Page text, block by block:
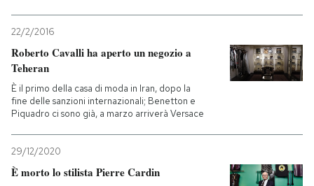
22/2/2016
Roberto Cavalli ha aperto un negozio a
Teheran
È il primo della casa di moda in Iran, dopo la
fine delle sanzioni internazionali; Benetton e
Piquadro ci sono già, a marzo arriverà Versace
29/12/2020
È morto lo stilista Pierre Cardin